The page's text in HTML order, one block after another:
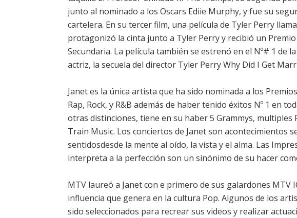
junto al nominado a los Oscars Ediie Murphy, y fue su
cartelera. En su tercer film, una película de Tyler Perry
protagonizó la cinta junto a Tyler Perry y recibió un
Secundaria. La película también se estrenó en el Nº# 1 de
actriz, la secuela del director Tyler Perry Why Did I Get
Janet es la única artista que ha sido nominada a los
Rap, Rock, y R&B además de haber tenido éxitos Nº 1 en
otras distinciones, tiene en su haber 5 Grammys, multiples
Train Music. Los conciertos de Janet son acontecimientos
sentidosdesde la mente al oído, la vista y el alma. Las
interpreta a la perfección son un sinónimo de su hacer
MTV laureó a Janet con e primero de sus galardones MTV
influencia que genera en la cultura Pop. Algunos de los
sido seleccionados para recrear sus videos y realizar